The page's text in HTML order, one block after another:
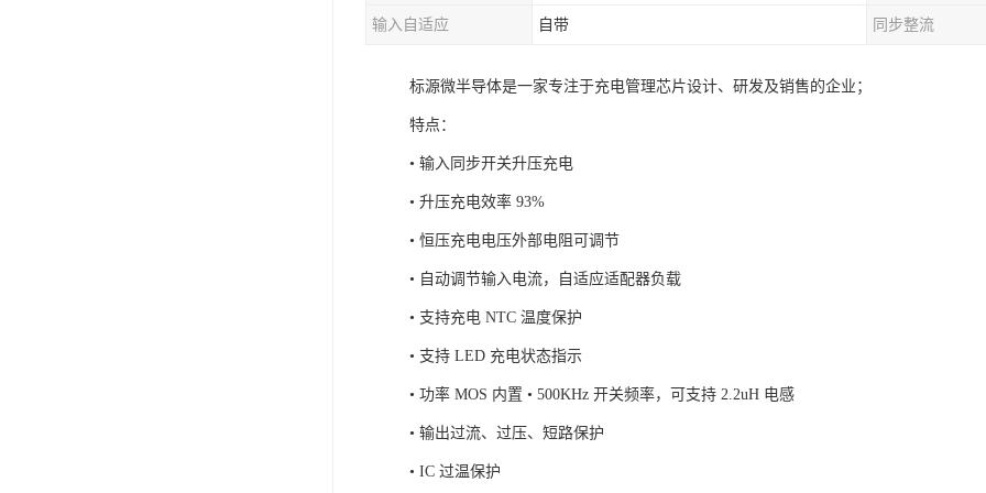
输入自适应 自带 同步整流
标源微半导体是一家专注于充电管理芯片设计、研发及销售的企业；
特点：
• 输入同步开关升压充电
• 升压充电效率 93%
• 恒压充电电压外部电阻可调节
• 自动调节输入电流，自适应适配器负载
• 支持充电 NTC 温度保护
• 支持 LED 充电状态指示
• 功率 MOS 内置 • 500KHz 开关频率，可支持 2.2uH 电感
• 输出过流、过压、短路保护
• IC 过温保护